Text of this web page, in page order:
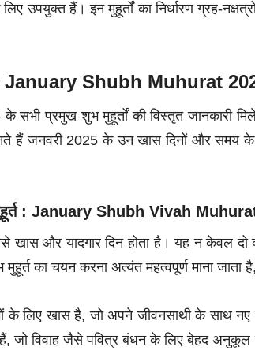
उपयुक्त हैं। इन मुहूर्तों का निर्धारण ग्रह-
January Shubh Muhurat
प्रमुख शुभ मुहूर्तों की विस्तृत जानकारी
हैं जनवरी 2025 के उन खास दिनों और समय
: January Shubh Vivah
खास और यादगार दिन होता है। यह न केवल दो
का चयन करना अत्यंत महत्वपूर्ण माना जाता
के लिए खास है, जो अपने जीवनसाथी के साथ
जो विवाह जैसे पवित्र बंधन के लिए बेहद अनुकूल